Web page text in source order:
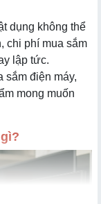
dụng không thể
chi phí mua sắm
lập tức.
sắm điện máy,
mong muốn